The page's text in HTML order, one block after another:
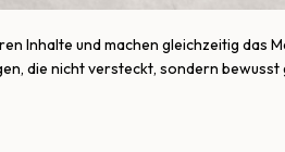
Inhalte und machen gleichzeitig das
die nicht versteckt, sondern